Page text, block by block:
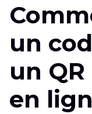
un
un
en